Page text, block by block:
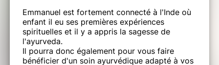
Depuis Paris, il y a un changement au Mans ou
à Tours.
Emmanuel est fortement connecté à l'Inde où
enfant il eu ses premières expériences
spirituelles et il y a appris la sagesse de
l'ayurveda.
Il pourra donc également pour vous faire
bénéficier d'un soin ayurvédique adapté à vos